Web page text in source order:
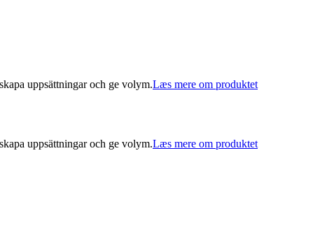
uppsättningar och ge volym.Læs mere om produktet
uppsättningar och ge volym.Læs mere om produktet